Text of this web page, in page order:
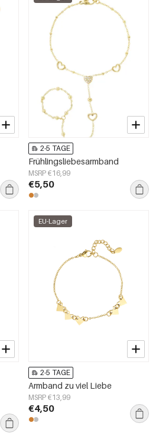
2-5 TAGE
Frühlingsliebesarmband
MSRP €16,99
€5,50
EU-Lager
2-5 TAGE
Armband zu viel Liebe
MSRP €13,99
€4,50